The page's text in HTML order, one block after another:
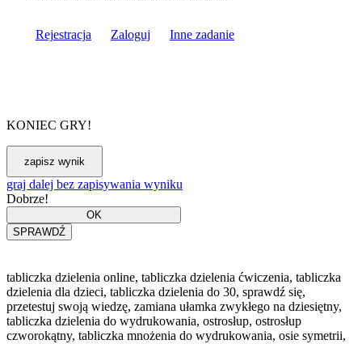
Rejestracja Zaloguj Inne zadanie
KONIEC GRY!
graj dalej bez zapisywania wyniku
Dobrze!
tabliczka dzielenia online, tabliczka dzielenia ćwiczenia, tabliczka
dzielenia dla dzieci, tabliczka dzielenia do 30, sprawdź się,
przetestuj swoją wiedzę, zamiana ułamka zwykłego na dziesiętny,
tabliczka dzielenia do wydrukowania, ostrosłup, ostrosłup
czworokątny, tabliczka mnożenia do wydrukowania, osie symetrii,